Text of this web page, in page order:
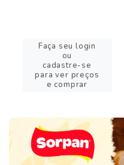
Faça seu login
ou
cadastre-se
para ver preços
e comprar